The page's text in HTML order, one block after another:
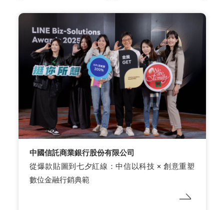
中國信託商業銀行股份有限公司
從爆款貼圖到七夕紅線：中信以科技 × 創意重塑
數位金融行銷典範